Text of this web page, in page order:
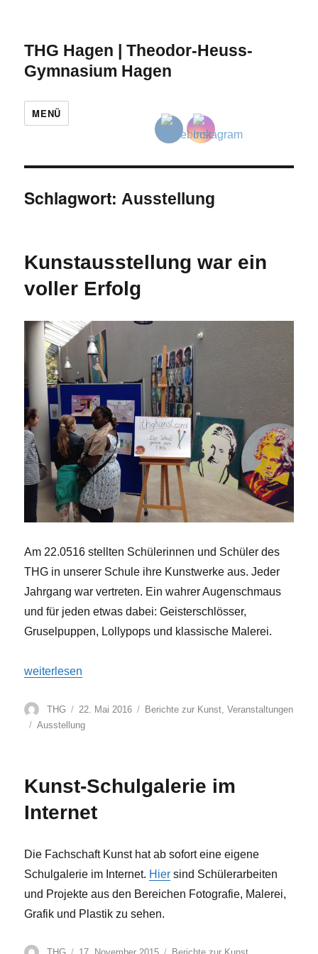
THG Hagen | Theodor-Heuss-
Gymnasium Hagen
MENÜ
Schlagwort:Ausstellung
Kunstausstellung war ein
voller Erfolg
Am 22.0516 stellten Schülerinnen und Schüler des
THG in unserer Schule ihre Kunstwerke aus. Jeder
Jahrgang war vertreten. Ein wahrer Augenschmaus
und für jeden etwas dabei: Geisterschlösser,
Gruselpuppen, Lollypops und klassische Malerei.
„Kunstausstellung war ein voller Erfolg“
weiterlesen
Autor
THG
Veröffentlicht
am
22. Mai 2016 Kategorien
Berichte zur Kunst,Veranstaltungen
Schlagwörter
Ausstellung
Kunst-Schulgalerie im
Internet
Die Fachschaft Kunst hat ab sofort eine eigene
Schulgalerie im Internet. Hier sind Schülerarbeiten
und Projekte aus den Bereichen Fotografie, Malerei,
Grafik und Plastik zu sehen.
Autor Veröffentlicht Kategorien